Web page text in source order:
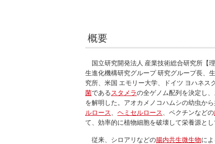
概要
国立研究開発法人 産業技術総合研究所【
生進化機構研究グループ 研究グループ長、
究所、米国 エモリー大学、ドイツ ヨハネ
菌である スタメラの全ゲノム配列を決定し
を解明した。アオカメノコハムシの幼虫か
ルロース
ヘミセルロース 、ペクチンなどの
て、効率的に植物細胞を破壊して栄養源と
従来、シロアリなどの腸内共生微生物に